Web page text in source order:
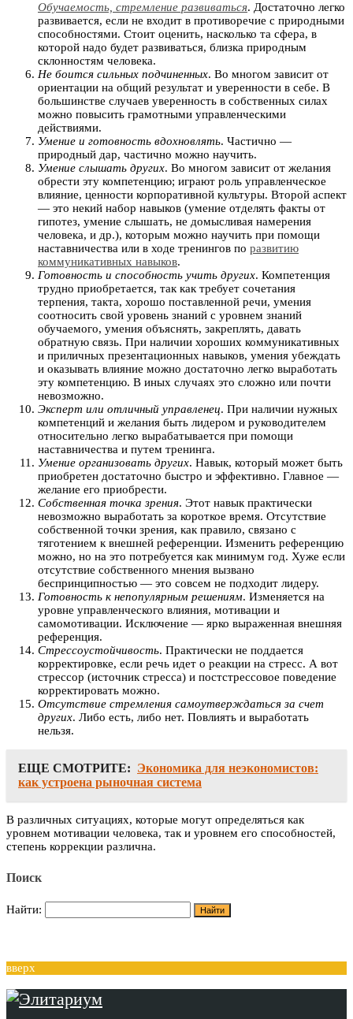
Обучаемость, стремление развиваться. Достаточно легко
развивается, если не входит в противоречие с природными
способностями. Стоит оценить, насколько та сфера, в
которой надо будет развиваться, близка природным
склонностям человека.
Не боится сильных подчиненных. Во многом зависит от
ориентации на общий результат и уверенности в себе. В
большинстве случаев уверенность в собственных силах
можно повысить грамотными управленческими
действиями.
Умение и готовность вдохновлять. Частично —
природный дар, частично можно научить.
Умение слышать других. Во многом зависит от желания
обрести эту компетенцию; играют роль управленческое
влияние, ценности корпоративной культуры. Второй аспект
— это некий набор навыков (умение отделять факты от
гипотез, умение слышать, не домысливая намерения
человека, и др.), которым можно научить при помощи
наставничества или в ходе тренингов по развитию
коммуникативных навыков.
Готовность и способность учить других. Компетенция
трудно приобретается, так как требует сочетания
терпения, такта, хорошо поставленной речи, умения
соотносить свой уровень знаний с уровнем знаний
обучаемого, умения объяснять, закреплять, давать
обратную связь. При наличии хороших коммуникативных
и приличных презентационных навыков, умения убеждать
и оказывать влияние можно достаточно легко выработать
эту компетенцию. В иных случаях это сложно или почти
невозможно.
Эксперт или отличный управленец. При наличии нужных
компетенций и желания быть лидером и руководителем
относительно легко вырабатывается при помощи
наставничества и путем тренинга.
Умение организовать других. Навык, который может быть
приобретен достаточно быстро и эффективно. Главное —
желание его приобрести.
Собственная точка зрения. Этот навык практически
невозможно выработать за короткое время. Отсутствие
собственной точки зрения, как правило, связано с
тяготением к внешней референции. Изменить референцию
можно, но на это потребуется как минимум год. Хуже если
отсутствие собственного мнения вызвано
беспринципностью — это совсем не подходит лидеру.
Готовность к непопулярным решениям. Изменяется на
уровне управленческого влияния, мотивации и
самомотивации. Исключение — ярко выраженная внешняя
референция.
Стрессоустойчивость. Практически не поддается
корректировке, если речь идет о реакции на стресс. А вот
стрессор (источник стресса) и постстрессовое поведение
корректировать можно.
Отсутствие стремления самоутверждаться за счет
других. Либо есть, либо нет. Повлиять и выработать
нельзя.
ЕЩЕ СМОТРИТЕ: Экономика для неэкономистов:
как устроена рыночная система
В различных ситуациях, которые могут определяться как
уровнем мотивации человека, так и уровнем его способностей,
степень коррекции различна.
Поиск
Найти:
вверх